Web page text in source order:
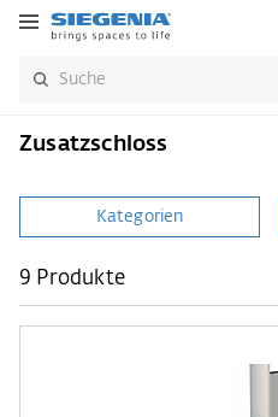
Zusatzschloss
Kategorien
9 Produkte